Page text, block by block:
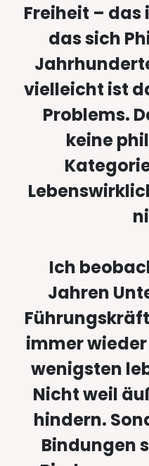
Freiheit – das
das sich
vielleicht ist
Problems.
keine
Ich
Jahren
immer
wenigsten
Nicht weil
hindern.
Bindungen